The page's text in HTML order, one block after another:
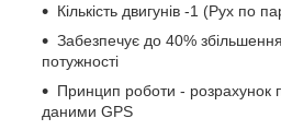
Кількість двигунів -1 (Рух по
Забезпечує до 40%
потужності
Принцип роботи - розрахунок
даними GPS